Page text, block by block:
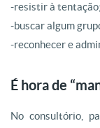
-resistir à tentação;
-buscar algum
-reconhecer e
É hora de
No consultório,